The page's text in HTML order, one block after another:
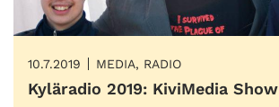
10.7.2019 MEDIA, RADIO
Kyläradio 2019: KiviMedia Show